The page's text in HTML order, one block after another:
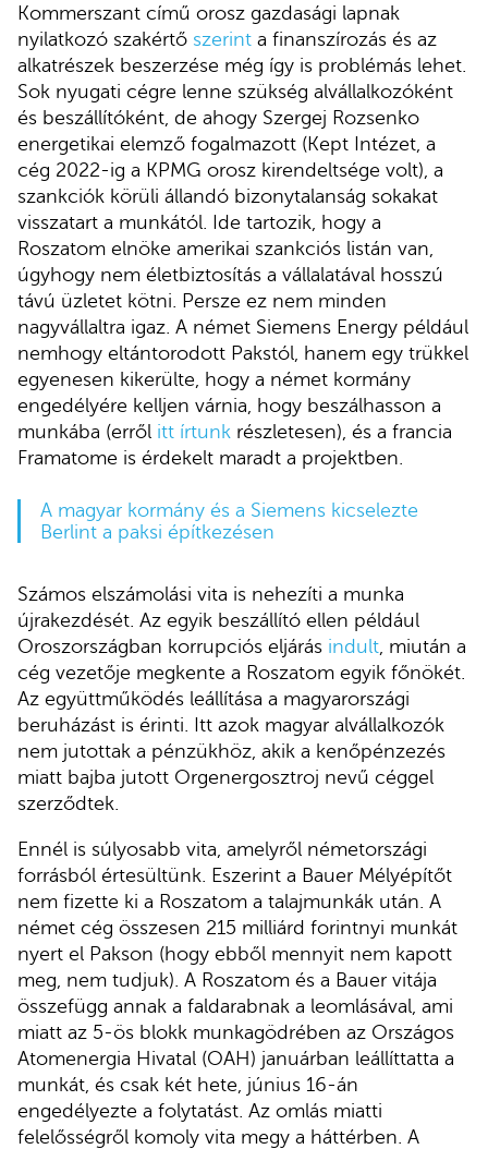
Kommerszant című orosz gazdasági lapnak
nyilatkozó szakértő szerint a finanszírozás és az
alkatrészek beszerzése még így is problémás lehet.
Sok nyugati cégre lenne szükség alvállalkozóként
és beszállítóként, de ahogy Szergej Rozsenko
energetikai elemző fogalmazott (Kept Intézet, a
cég 2022-ig a KPMG orosz kirendeltsége volt), a
szankciók körüli állandó bizonytalanság sokakat
visszatart a munkától. Ide tartozik, hogy a
Roszatom elnöke amerikai szankciós listán van,
úgyhogy nem életbiztosítás a vállalatával hosszú
távú üzletet kötni. Persze ez nem minden
nagyvállaltra igaz. A német Siemens Energy például
nemhogy eltántorodott Pakstól, hanem egy trükkel
egyenesen kikerülte, hogy a német kormány
engedélyére kelljen várnia, hogy beszálhasson a
munkába (erről itt írtunk részletesen), és a francia
Framatome is érdekelt maradt a projektben.
A magyar kormány és a Siemens kicselezte
Berlint a paksi építkezésen
Számos elszámolási vita is nehezíti a munka
újrakezdését. Az egyik beszállító ellen például
Oroszországban korrupciós eljárás indult, miután a
cég vezetője megkente a Roszatom egyik főnökét.
Az együttműködés leállítása a magyarországi
beruházást is érinti. Itt azok magyar alvállalkozók
nem jutottak a pénzükhöz, akik a kenőpénzezés
miatt bajba jutott Orgenergosztroj nevű céggel
szerződtek.
Ennél is súlyosabb vita, amelyről németországi
forrásból értesültünk. Eszerint a Bauer Mélyépítőt
nem fizette ki a Roszatom a talajmunkák után. A
német cég összesen 215 milliárd forintnyi munkát
nyert el Pakson (hogy ebből mennyit nem kapott
meg, nem tudjuk). A Roszatom és a Bauer vitája
összefügg annak a faldarabnak a leomlásával, ami
miatt az 5-ös blokk munkagödrében az Országos
Atomenergia Hivatal (OAH) januárban leállíttatta a
munkát, és csak két hete, június 16-án
engedélyezte a folytatást. Az omlás miatti
felelősségről komoly vita megy a háttérben. A